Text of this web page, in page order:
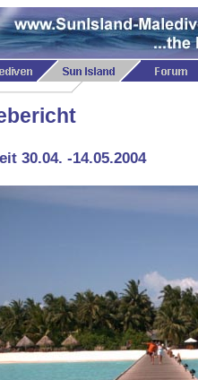
30.04. -14.05.2004